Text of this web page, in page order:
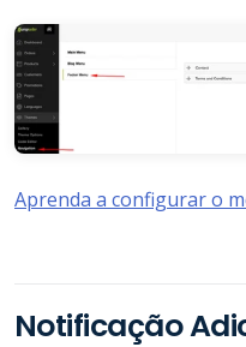
Aprenda a configurar o
Notificação